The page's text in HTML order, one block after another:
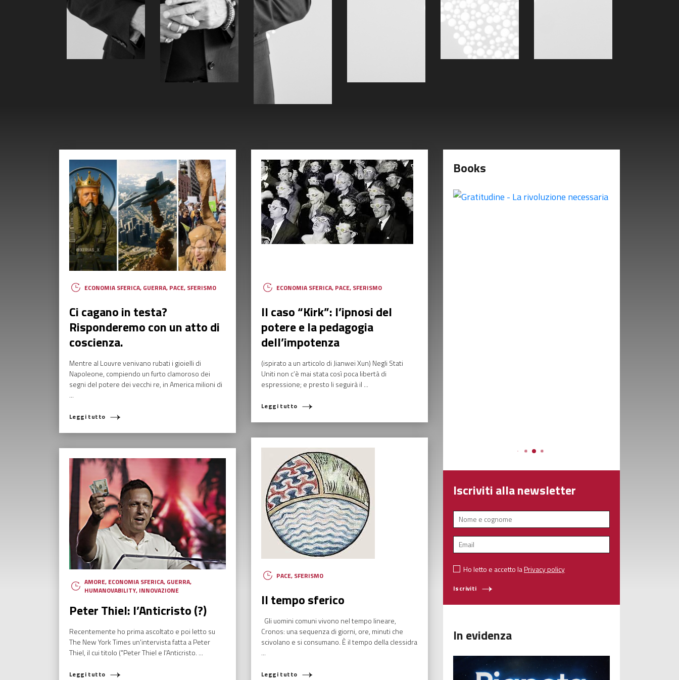
ECONOMIA SFERICA, GUERRA, PACE, SFERISMO
Ci cagano in testa?
Risponderemo con un atto di
coscienza.
Mentre al Louvre venivano rubati i gioielli di
Napoleone, compiendo un furto clamoroso dei
segni del potere dei vecchi re, in America milioni di
...
Leggi tutto
ECONOMIA SFERICA, PACE, SFERISMO
Il caso “Kirk”: l’ipnosi del
potere e la pedagogia
dell’impotenza
(ispirato a un articolo di Jianwei Xun) Negli Stati
Uniti non c’è mai stata così poca libertà di
espressione; e presto li seguirà il ...
Leggi tutto
PACE, SFERISMO
Il tempo sferico
Gli uomini comuni vivono nel tempo lineare,
Cronos: una sequenza di giorni, ore, minuti che
scivolano e si consumano. È il tempo della clessidra
...
Leggi tutto
AMORE, ECONOMIA SFERICA, GUERRA,
HUMANOVABILITY, INNOVAZIONE
Peter Thiel: l’Anticristo (?)
Recentemente ho prima ascoltato e poi letto su
The New York Times un'intervista fatta a Peter
Thiel, il cui titolo ("Peter Thiel e l'Anticristo. ...
Leggi tutto
Books
Iscriviti alla newsletter
Ho letto e accetto laPrivacy policy
Iscriviti
In evidenza
COSA STAI CERCANDO?